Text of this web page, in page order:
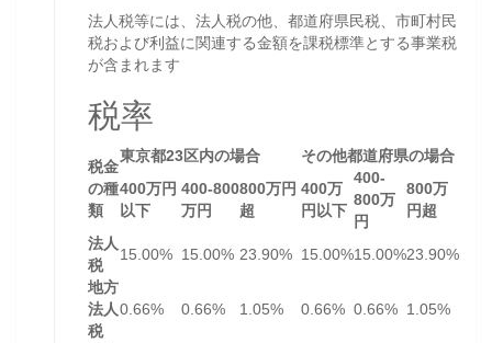
法人税等には、法人税の他、都道府県民税、市町村民
税および利益に関連する金額を課税標準とする事業税
が含まれます
税率
税金
の種
類
東京都23区内の場合
その他都道府県の場合
400万円
以下
400-800
万円
800万円
超
400万
円以下
400-
800万
円
800万
円超
法人
税
15.00% 15.00% 23.90% 15.00%15.00%23.90%
地方
法人
税
0.66% 0.66% 1.05% 0.66% 0.66% 1.05%